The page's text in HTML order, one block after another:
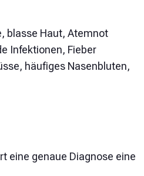
blasse Haut, Atemnot
Infektionen, Fieber
häufiges Nasenbluten,
eine genaue Diagnose eine